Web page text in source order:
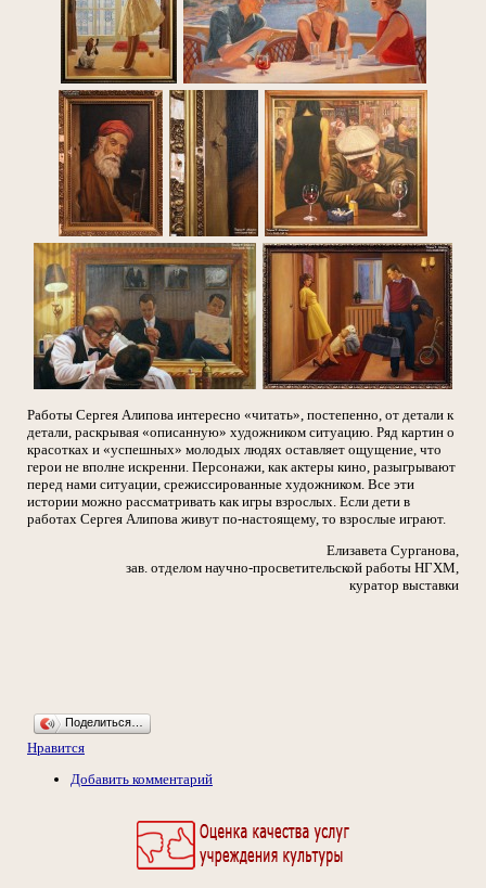
Работы Сергея Алипова интересно «читать», постепенно, от детали к
детали, раскрывая «описанную» художником ситуацию. Ряд картин о
красотках и «успешных» молодых людях оставляет ощущение, что
герои не вполне искренни. Персонажи, как актеры кино, разыгрывают
перед нами ситуации, срежиссированные художником. Все эти
истории можно рассматривать как игры взрослых. Если дети в
работах Сергея Алипова живут по-настоящему, то взрослые играют.
Елизавета Сурганова,
зав. отделом научно-просветительской работы НГХМ,
куратор выставки
Поделиться…
Нравится
Добавить комментарий